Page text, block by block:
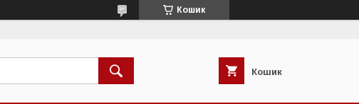
Кошик
Кошик